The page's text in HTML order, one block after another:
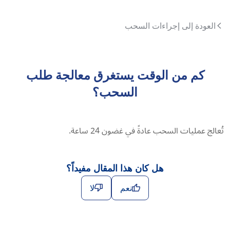
العودة إلى إجراءات السحب
كم من الوقت يستغرق معالجة طلب
السحب؟
تُعالج عمليات السحب عادةً في غضون 24 ساعة.
هل كان هذا المقال مفيداً؟
نعم لا